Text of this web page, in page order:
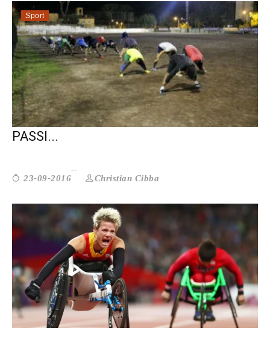
Sport
ATLETICO DIRITTI: IL CALCIO TRA
PASSI...
23-09-2016 Christian Cibba
PARALIMPIADI: IL FLOP DI RIO